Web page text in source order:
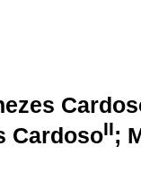
CardosoII;